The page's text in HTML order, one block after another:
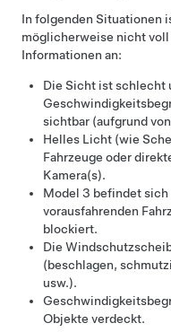
In folgenden Situationen
möglicherweise nicht
Informationen an:
Die Sicht ist schlecht
sichtbar (aufgrund
Helles Licht (wie
Fahrzeuge oder
Kamera(s).
Model 3 befindet sich
vorausfahrenden
blockiert.
Die
(beschlagen,
usw.).
Objekte verdeckt.